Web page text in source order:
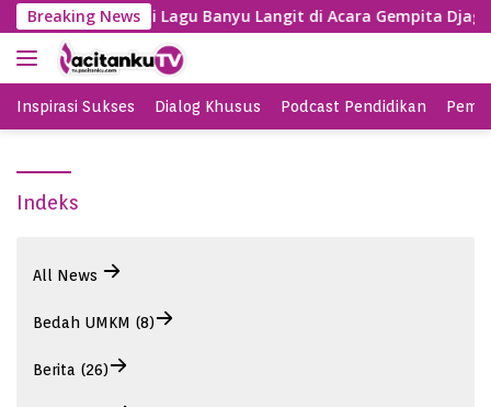
k
p
o
Breaking News
SBY Nyanyi Lagu Banyu Langit di Acara Gempita
Inspirasi Sukses Dialog Khusus Podcast Pendidikan
Indeks
All News
Bedah UMKM (8)
Berita (26)